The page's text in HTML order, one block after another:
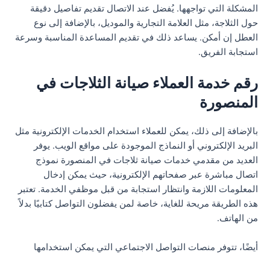
المشكلة التي تواجهها. يُفضل عند الاتصال تقديم تفاصيل دقيقة
حول الثلاجة، مثل العلامة التجارية والموديل، بالإضافة إلى نوع
العطل إن أمكن. يساعد ذلك في تقديم المساعدة المناسبة وسرعة
استجابة الفريق.
رقم خدمة العملاء صيانة الثلاجات في
المنصورة
بالإضافة إلى ذلك، يمكن للعملاء استخدام الخدمات الإلكترونية مثل
البريد الإلكتروني أو النماذج الموجودة على مواقع الويب. يوفر
العديد من مقدمي خدمات صيانة ثلاجات في المنصورة نموذج
اتصال مباشرة عبر صفحاتهم الإلكترونية، حيث يمكن إدخال
المعلومات اللازمة وانتظار استجابة من قبل موظفي الخدمة. تعتبر
هذه الطريقة مريحة للغاية، خاصة لمن يفضلون التواصل كتابيًا بدلاً
من الهاتف.
أيضًا، تتوفر منصات التواصل الاجتماعي التي يمكن استخدامها